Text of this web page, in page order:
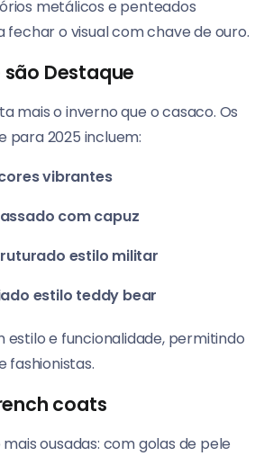
metálicos e penteados
o visual com chave de ouro.
Destaque
mais o inverno que o casaco. Os
para 2025 incluem:
vibrantes
com capuz
estilo militar
estilo teddy bear
estilo e funcionalidade, permitindo
fashionistas.
coats
ousadas: com golas de pele